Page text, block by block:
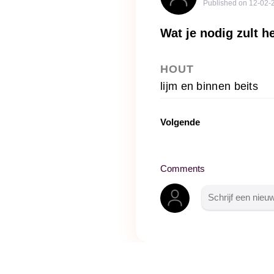
Published on 12-02-
Wat je nodig zult
HOUT
lijm en binnen beits
Volgende
Comments